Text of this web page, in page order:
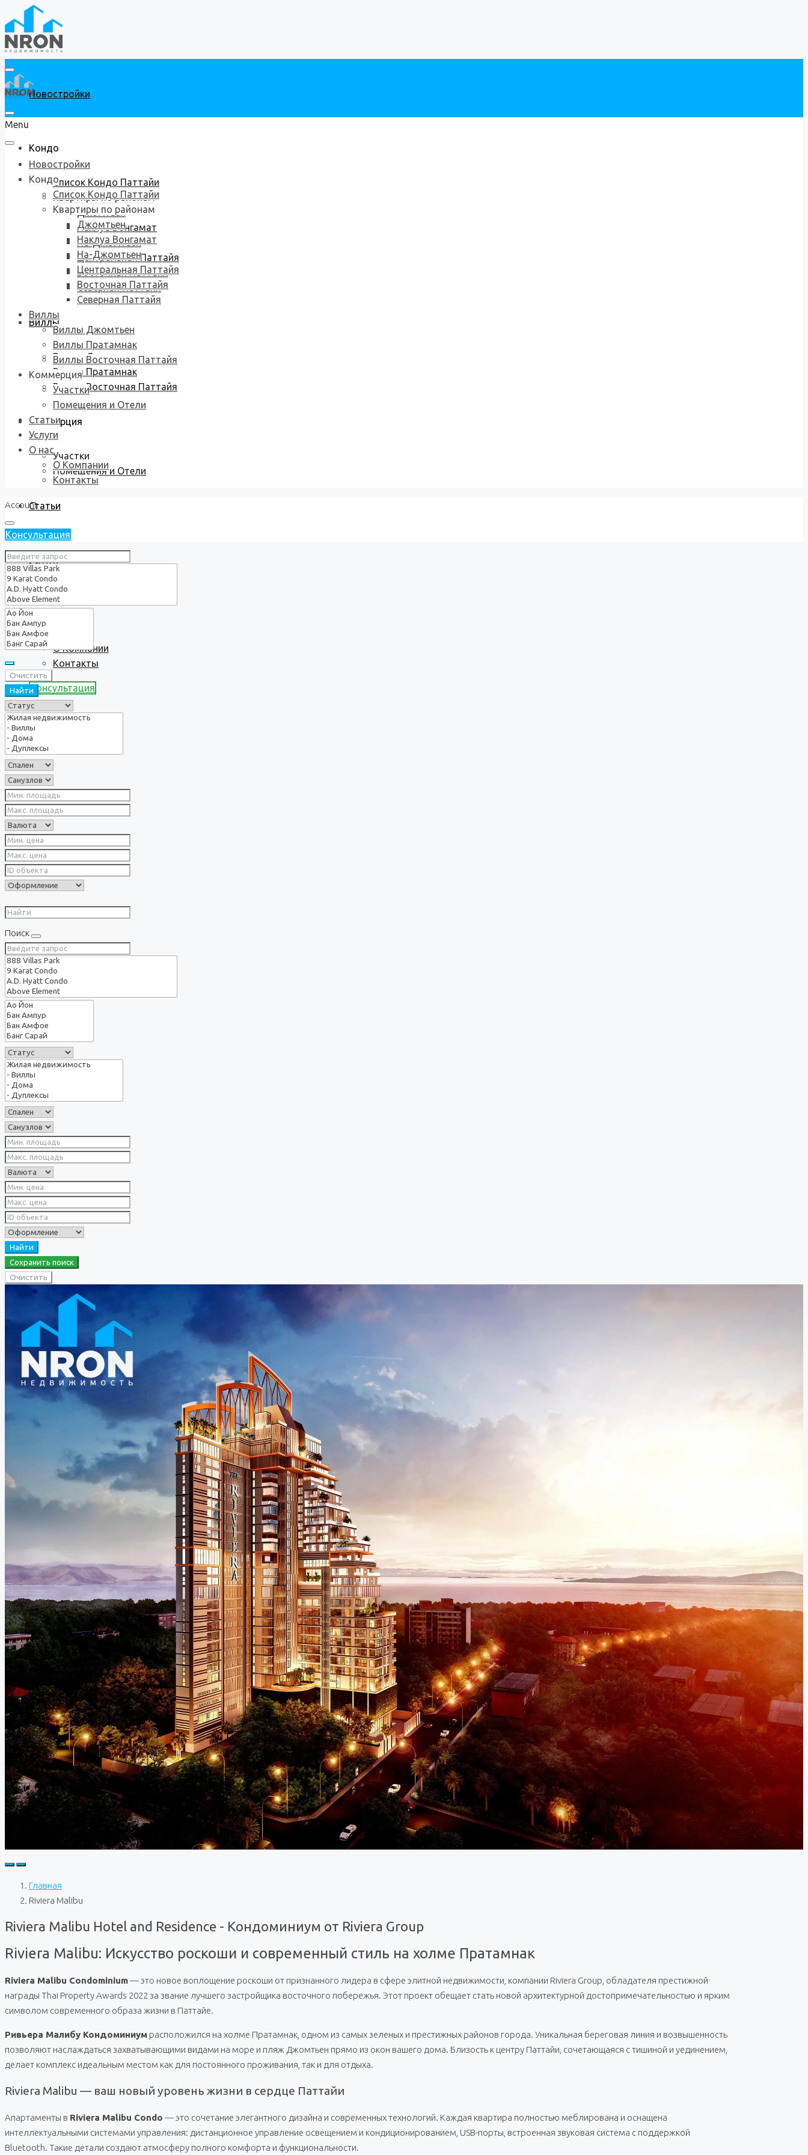
Новостройки
Кондо
Список Кондо Паттайи
Квартиры по районам
Джомтьен
Наклуа Вонгамат
На-Джомтьен
Центральная Паттайя
Восточная Паттайя
Северная Паттайя
Виллы
Виллы Джомтьен
Виллы Пратамнак
Виллы Восточная Паттайя
Коммерция
Участки
Помещения и Отели
Статьи
Услуги
О нас
О Компании
Контакты
Консультация
Menu
Новостройки
Кондо
Список Кондо Паттайи
Квартиры по районам
Джомтьен
Наклуа Вонгамат
На-Джомтьен
Центральная Паттайя
Восточная Паттайя
Северная Паттайя
Виллы
Виллы Джомтьен
Виллы Пратамнак
Виллы Восточная Паттайя
Коммерция
Участки
Помещения и Отели
Статьи
Услуги
О нас
О Компании
Контакты
Account
Консультация
Очистить
Найти
Поиск
Найти
Сохранить поиск
Очистить
Главная
Riviera Malibu
Riviera Malibu Hotel and Residence - Кондоминиум от Riviera Group
Riviera Malibu: Искусство роскоши и современный стиль на холме Пратамнак
Riviera Malibu Condominium— это новое воплощение роскоши от признанного лидера в сфере элитной недвижимости, компании Riviera Group, обладателя престижной
награды Thai Property Awards 2022 за звание лучшего застройщика восточного побережья. Этот проект обещает стать новой архитектурной достопримечательностью и ярким
символом современного образа жизни в Паттайе.
Ривьера Малибу Кондоминиум расположился на холме Пратамнак, одном из самых зеленых и престижных районов города. Уникальная береговая линия и возвышенность
позволяют наслаждаться захватывающими видами на море и пляж Джомтьен прямо из окон вашего дома. Близость к центру Паттайи, сочетающаяся с тишиной и уединением,
делает комплекс идеальным местом как для постоянного проживания, так и для отдыха.
Riviera Malibu — ваш новый уровень жизни в сердце Паттайи
Апартаменты в Riviera Malibu Condo — это сочетание элегантного дизайна и современных технологий. Каждая квартира полностью меблирована и оснащена
интеллектуальными системами управления: дистанционное управление освещением и кондиционированием, USB-порты, встроенная звуковая система с поддержкой
Bluetooth. Такие детали создают атмосферу полного комфорта и функциональности.